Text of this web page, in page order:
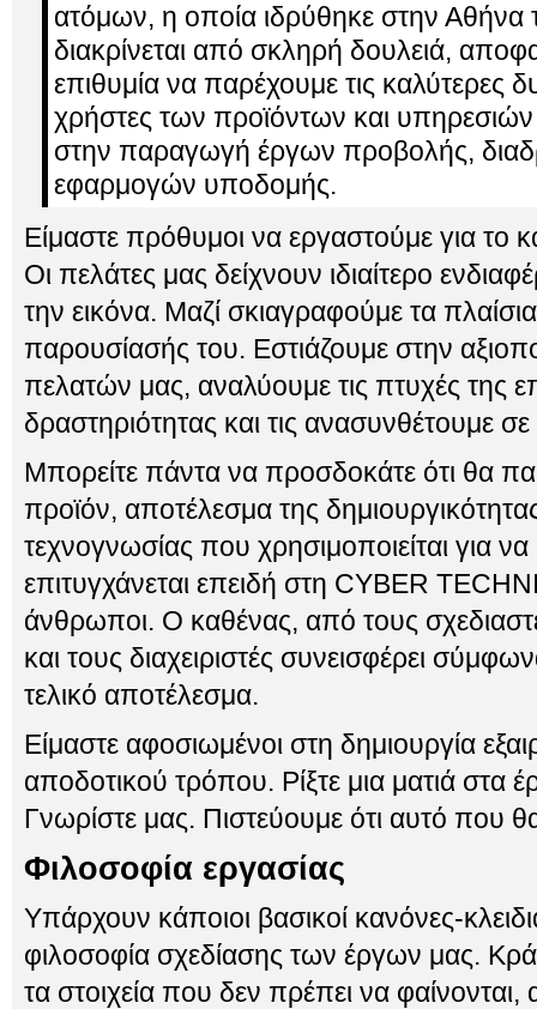
ατόμων, η οποία ιδρύθηκε στην Αθήνα
διακρίνεται από σκληρή δουλειά,
επιθυμία να παρέχουμε τις καλύτερες
χρήστες των προϊόντων και υπηρεσιών
στην παραγωγή έργων προβολής,
εφαρμογών υποδομής.
Είμαστε πρόθυμοι να εργαστούμε για το
Οι πελάτες μας δείχνουν ιδιαίτερο
την εικόνα. Μαζί σκιαγραφούμε τα
παρουσίασής του. Εστιάζουμε στην
πελατών μας, αναλύουμε τις πτυχές της
δραστηριότητας και τις ανασυνθέτουμε
Μπορείτε πάντα να προσδοκάτε ότι θα
προϊόν, αποτέλεσμα της
τεχνογνωσίας που χρησιμοποιείται για
επιτυγχάνεται επειδή στη CYBER
άνθρωποι. Ο καθένας, από τους
και τους διαχειριστές συνεισφέρει
τελικό αποτέλεσμα.
Είμαστε αφοσιωμένοι στη δημιουργία
αποδοτικού τρόπου. Ρίξτε μια ματιά στα
Γνωρίστε μας. Πιστεύουμε ότι αυτό που
Φιλοσοφία εργασίας
Υπάρχουν κάποιοι βασικοί κανόνες-
φιλοσοφία σχεδίασης των έργων μας.
τα στοιχεία που δεν πρέπει να